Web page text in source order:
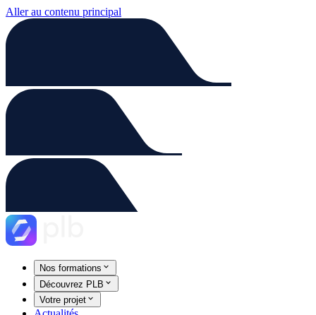
Aller au contenu principal
Nos formations
Découvrez PLB
Votre projet